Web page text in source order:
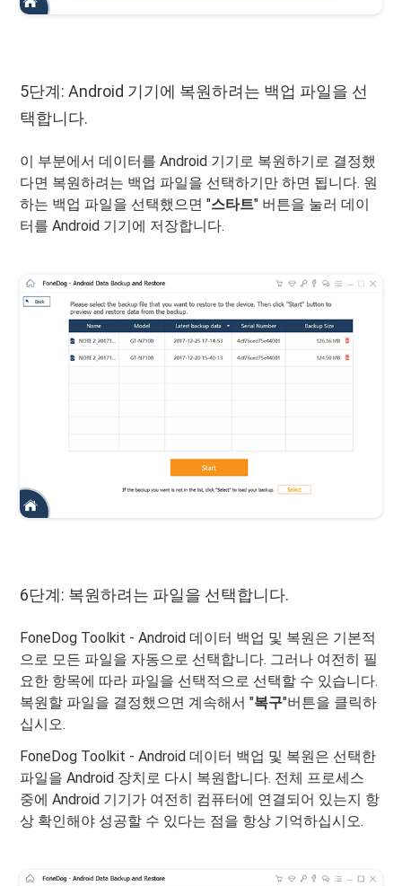
5단계: Android 기기에 복원하려는 백업 파일을 선
택합니다.
이 부분에서 데이터를 Android 기기로 복원하기로 결정했
다면 복원하려는 백업 파일을 선택하기만 하면 됩니다. 원
하는 백업 파일을 선택했으면 "스타트" 버튼을 눌러 데이
터를 Android 기기에 저장합니다.
6단계: 복원하려는 파일을 선택합니다.
FoneDog Toolkit - Android 데이터 백업 및 복원은 기본적
으로 모든 파일을 자동으로 선택합니다. 그러나 여전히 필
요한 항목에 따라 파일을 선택적으로 선택할 수 있습니다.
복원할 파일을 결정했으면 계속해서 "복구"버튼을 클릭하
십시오.
FoneDog Toolkit - Android 데이터 백업 및 복원은 선택한
파일을 Android 장치로 다시 복원합니다. 전체 프로세스
중에 Android 기기가 여전히 컴퓨터에 연결되어 있는지 항
상 확인해야 성공할 수 있다는 점을 항상 기억하십시오.